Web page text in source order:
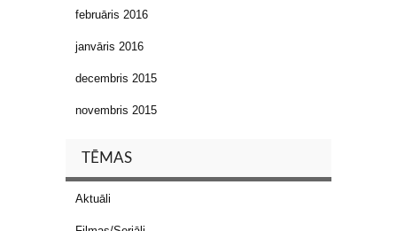
februāris 2016
janvāris 2016
decembris 2015
novembris 2015
TĒMAS
Aktuāli